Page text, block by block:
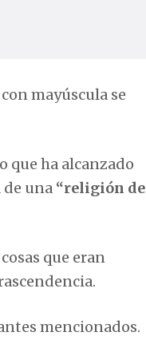
mayúscula se
que ha alcanzado
de una “religión de
que eran
mencionados.